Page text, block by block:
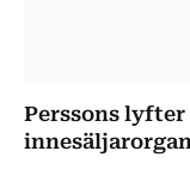
Perssons